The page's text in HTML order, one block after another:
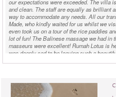
our expectations were exceeded. The villa
and clean. The staff are equally as brilliant
way to accommodate any needs. All our
Made, who kindly waited for us whilst we
even took us on a tour of the rice paddies
lot of fun! The Balinese massage we had in
masseurs were excellent! Rumah Lotus is
was deeply sad to be leaving such a
David P. - Sweden -rented Villa